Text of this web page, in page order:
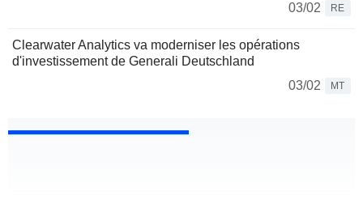
03/02
RE
Clearwater Analytics va moderniser les opérations
d'investissement de Generali Deutschland
03/02
MT